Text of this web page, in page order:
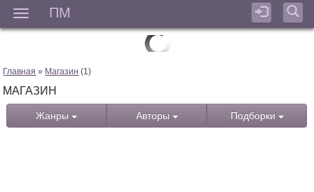
ПМ
Главная » Магазин (1)
МАГАЗИН
Жанры Авторы Подборки